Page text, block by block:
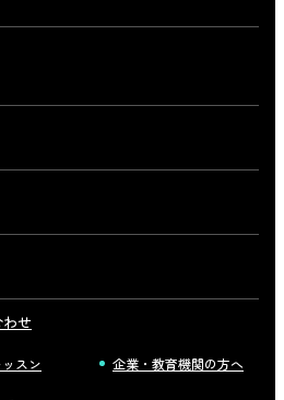
せ
スン 企業・教育機関の方へ